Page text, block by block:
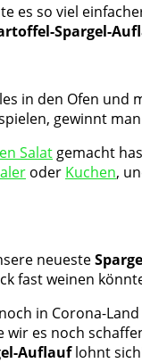
es so viel
Spargel-
in den Ofen und
gewinnt
Salat gemacht
oder Kuchen,
neueste
fast weinen
in Corona-
es noch
Auflauflohnt